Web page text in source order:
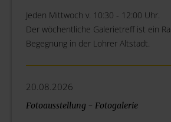
Jeden Mittwoch v. 10:30 - 12:00 Uhr.
Der wöchentliche Galerietreff ist ein
Begegnung in der Lohrer Altstadt.
20.08.2026
Fotoausstellung - Fotogalerie